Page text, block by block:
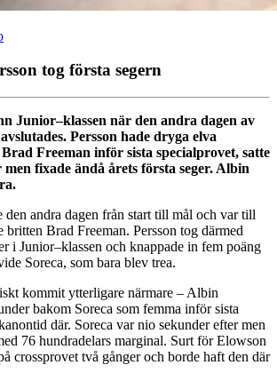
tog första segern
Junior–klassen när den andra dagen av
Persson hade dryga elva
Freeman inför sista specialprovet, satte
fixade ändå årets första seger. Albin
den andra dagen från start till mål och var till
britten Brad Freeman. Persson tog därmed
i Junior–klassen och knappade in fem poäng
Soreca, som bara blev trea.
kommit ytterligare närmare – Albin
bakom Soreca som femma inför sista
där. Soreca var nio sekunder efter men
76 hundradelars marginal. Surt för Elowson
crossprovet två gånger och borde haft den där